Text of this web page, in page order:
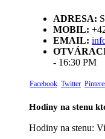
ADRESA:
MOBIL:
EMAIL:
- 16:30 PM
Facebook Twitter
Hodiny na stenu
Hodiny na stenu: